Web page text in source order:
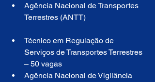
Agência Nacional de Transportes
Terrestres (ANTT)
Técnico em Regulação de
Serviços de Transportes Terrestres
– 50 vagas
Agência Nacional de Vigilância